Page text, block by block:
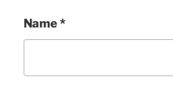
Name*